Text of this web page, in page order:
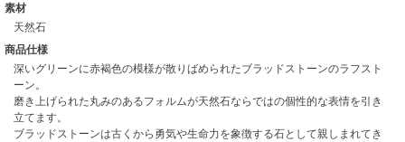
素材
天然石
商品仕様
深いグリーンに赤褐色の模様が散りばめられたブラッドストーンのラフスト
ーン。
磨き上げられた丸みのあるフォルムが天然石ならではの個性的な表情を引き
立てます。
ブラッドストーンは古くから勇気や生命力を象徴する石として親しまれてき